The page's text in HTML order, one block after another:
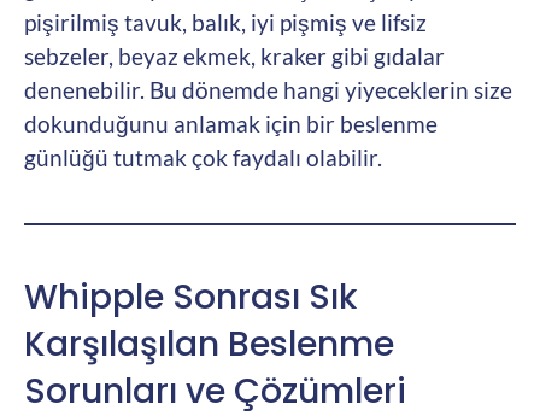
pişirilmiş tavuk, balık, iyi pişmiş ve lifsiz
sebzeler, beyaz ekmek, kraker gibi gıdalar
denenebilir. Bu dönemde hangi yiyeceklerin size
dokunduğunu anlamak için bir beslenme
günlüğü tutmak çok faydalı olabilir.
Whipple Sonrası Sık
Karşılaşılan Beslenme
Sorunları ve Çözümleri